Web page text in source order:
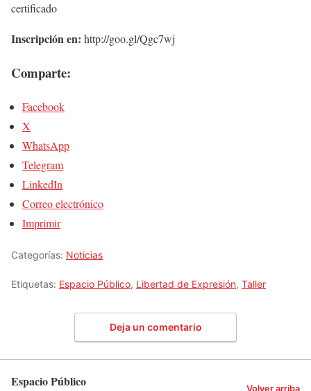
certificado
Inscripción en: http://goo.gl/Qgc7wj
Comparte:
Facebook
X
WhatsApp
Telegram
LinkedIn
Correo electrónico
Imprimir
Categorías: Noticias
Etiquetas: Espacio Público, Libertad de Expresión, Taller
Deja un comentario
Espacio Público Volver arriba